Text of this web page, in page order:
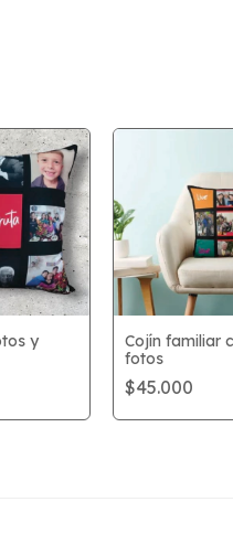
y
Cojín familiar
fotos
$45.000